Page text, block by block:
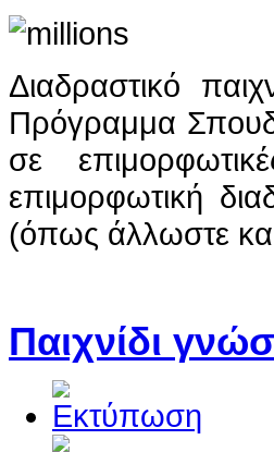
Διαδραστικό
Πρόγραμμα
σε
επιμορφωτική
(όπως άλλωστε και
Παιχνίδι